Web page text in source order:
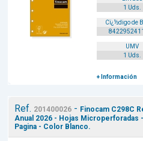
1 Uds.
Cï¿½digo de
UMV
1 Uds.
+ Información
Ref. 201400026- Finocam C298C
Anual 2026 - Hojas Microperforadas
Pagina - Color Blanco.